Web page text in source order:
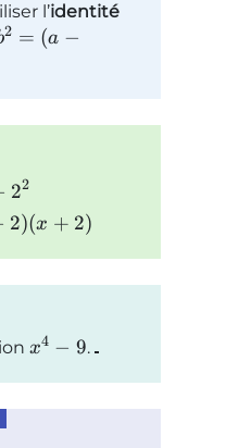
l’identité
2 = (a −
22
2)(x + 2)
x4 − 9.